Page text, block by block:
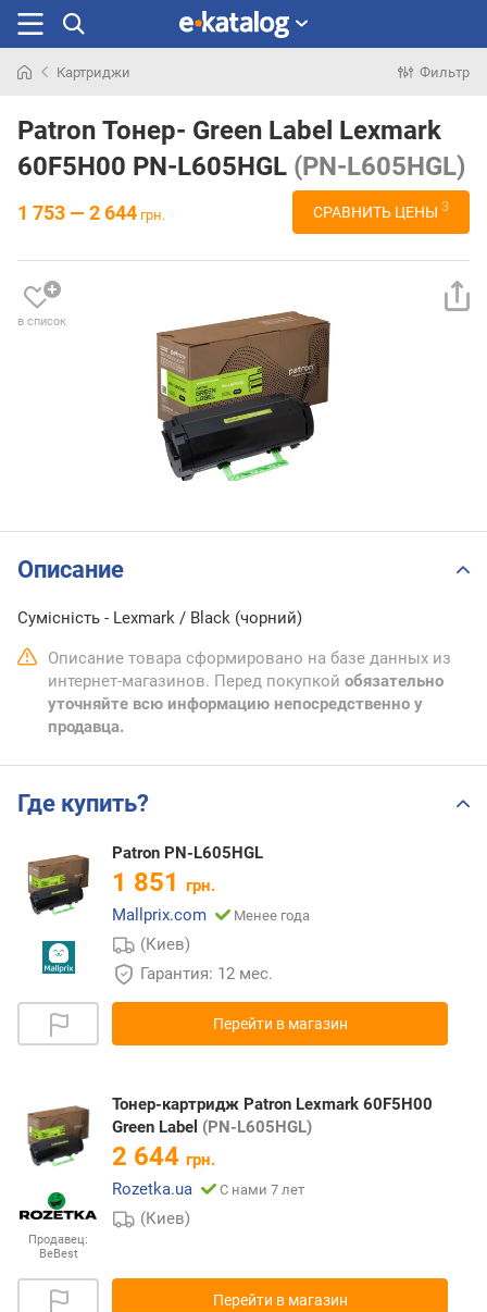
раньше
Картриджи Фильтр
Patron Тонер- Green Label Lexmark
60F5H00 PN-L605HGL (PN-L605HGL)
1 753 — 2 644 грн. СРАВНИТЬ ЦЕНЫ 3
в список
Описание
Сумісність - Lexmark / Black (чорний)
Описание товара сформировано на базе данных из
интернет-магазинов. Перед покупкой обязательно
уточняйте всю информацию непосредственно у
продавца.
Где купить?
Patron PN-L605HGL
1 851 грн.
Mallprix.com
Менее года
(Киев)
Гарантия: 12 мес.
Перейти в магазин
Продавец:
BeBest
Тонер-картридж Patron Lexmark 60F5H00
Green Label (PN-L605HGL)
2 644 грн.
Rozetka.ua
С нами 7 лет
(Киев)
Перейти в магазин